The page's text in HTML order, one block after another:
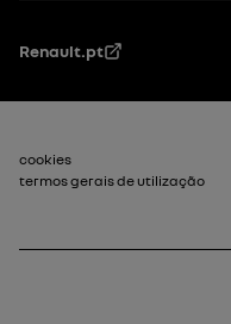
Renault.pt
Rodapé_2
cookies
termos gerais de utilização